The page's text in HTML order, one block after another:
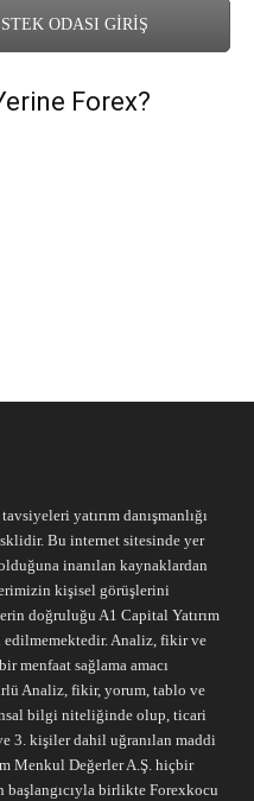
ODASI GİRİŞ
Forex?
yatırım danışmanlığı
Bu internet sitesinde yer
inanılan kaynaklardan
kişisel görüşlerini
doğruluğu A1 Capital Yatırım
edilmemektedir. Analiz, fikir ve
menfaat sağlama amacı
Analiz, fikir, yorum, tablo ve
bilgi niteliğinde olup, ticari
3. kişiler dahil uğranılan maddi
Menkul Değerler A.Ş. hiçbir
birlikte Forexkocu